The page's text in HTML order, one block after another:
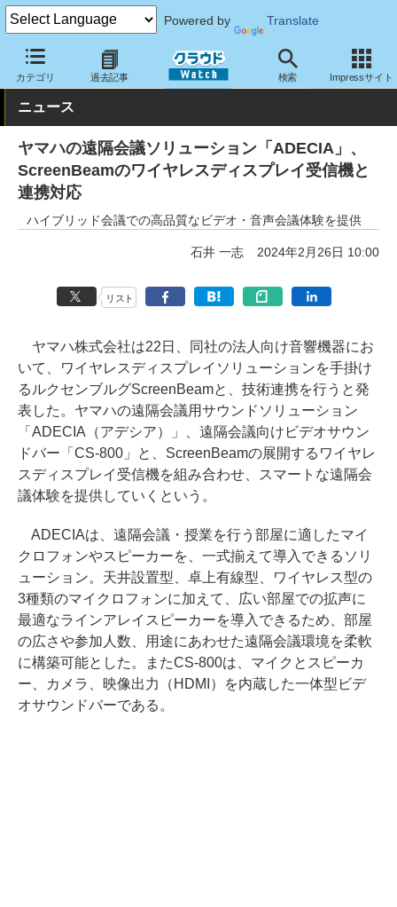
Powered by Translate
カテゴリ 過去記事 検索 Impressサイト
クラウド Watch トピック 協業・提携 その他
ニュース
ヤマハの遠隔会議ソリューション「ADECIA」、
ScreenBeamのワイヤレスディスプレイ受信機と
連携対応
ハイブリッド会議での高品質なビデオ・音声会議体験を提供
石井 一志 2024年2月26日 10:00
リスト
ヤマハ株式会社は22日、同社の法人向け音響機器にお
いて、ワイヤレスディスプレイソリューションを手掛け
るルクセンブルグScreenBeamと、技術連携を行うと発
表した。ヤマハの遠隔会議用サウンドソリューション
「ADECIA（アデシア）」、遠隔会議向けビデオサウン
ドバー「CS-800」と、ScreenBeamの展開するワイヤレ
スディスプレイ受信機を組み合わせ、スマートな遠隔会
議体験を提供していくという。
ADECIAは、遠隔会議・授業を行う部屋に適したマイ
クロフォンやスピーカーを、一式揃えて導入できるソリ
ューション。天井設置型、卓上有線型、ワイヤレス型の
3種類のマイクロフォンに加えて、広い部屋での拡声に
最適なラインアレイスピーカーを導入できるため、部屋
の広さや参加人数、用途にあわせた遠隔会議環境を柔軟
に構築可能とした。またCS-800は、マイクとスピーカ
ー、カメラ、映像出力（HDMI）を内蔵した一体型ビデ
オサウンドバーである。